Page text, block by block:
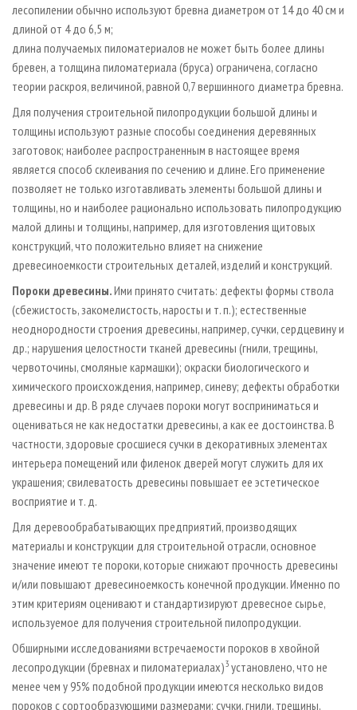
лесопилении обычно используют бревна диаметром от 14 до 40 см и
длиной от 4 до 6,5 м;
длина получаемых пиломатериалов не может быть более длины
бревен, а толщина пиломатериала (бруса) ограничена, согласно
теории раскроя, величиной, равной 0,7 вершинного диаметра бревна.
Для получения строительной пилопродукции большой длины и
толщины используют разные способы соединения деревянных
заготовок; наиболее распространенным в настоящее время
является способ склеивания по сечению и длине. Его применение
позволяет не только изготавливать элементы большой длины и
толщины, но и наиболее рационально использовать пилопродукцию
малой длины и толщины, например, для изготовления щитовых
конструкций, что положительно влияет на снижение
древесиноемкости строительных деталей, изделий и конструкций.
Пороки древесины.Ими принято считать: дефекты формы ствола
(сбежистость, закомелистость, наросты и т. п.); естественные
неоднородности строения древесины, например, сучки, сердцевину и
др.; нарушения целостности тканей древесины (гнили, трещины,
червоточины, смоляные кармашки); окраски биологического и
химического происхождения, например, синеву; дефекты обработки
древесины и др. В ряде случаев пороки могут восприниматься и
оцениваться не как недостатки древесины, а как ее достоинства. В
частности, здоровые сросшиеся сучки в декоративных элементах
интерьера помещений или филенок дверей могут служить для их
украшения; свилеватость древесины повышает ее эстетическое
восприятие и т. д.
Для деревообрабатывающих предприятий, производящих
материалы и конструкции для строительной отрасли, основное
значение имеют те пороки, которые снижают прочность древесины
и/или повышают древесиноемкость конечной продукции. Именно по
этим критериям оценивают и стандартизируют древесное сырье,
используемое для получения строительной пилопродукции.
Обширными исследованиями встречаемости пороков в хвойной
лесопродукции (бревнах и пиломатериалах)3 установлено, что не
менее чем у 95% подобной продукции имеются несколько видов
пороков с сортообразующими размерами: сучки, гнили, трещины,